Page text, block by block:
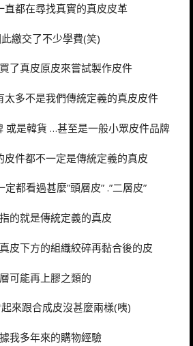
直都在尋找真實的真皮皮革
繳交了不少學費(笑)
了真皮原皮來嘗試製作皮件
太多不是我們傳統定義的真皮皮件
或是韓貨 …甚至是一般小眾皮件品牌
皮件都不一定是傳統定義的真皮
都看過甚麼”頭層皮” .”二層皮”
的就是傳統定義的真皮
皮下方的組織絞碎再黏合後的皮
可能再上膠之類的
來跟合成皮沒甚麼兩樣(咦)
我多年來的購物經驗